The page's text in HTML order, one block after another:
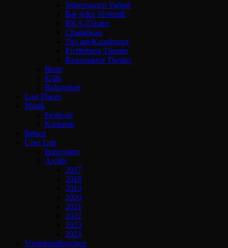
Wintergarten Varieté
Bar jeder Vernunft
BKA-Theater
Chamäleon
Tipi am Kanzleramt
Pfefferberg Theater
Renaissance Theater
Bonn
Köln
Ruhrgebiet
Lost Places
Musik
Festivals
Konzerte
Reisen
Über Uns
Impressum
Archiv
2017
2018
2019
2020
2021
2022
2023
2024
Vorankündigungen